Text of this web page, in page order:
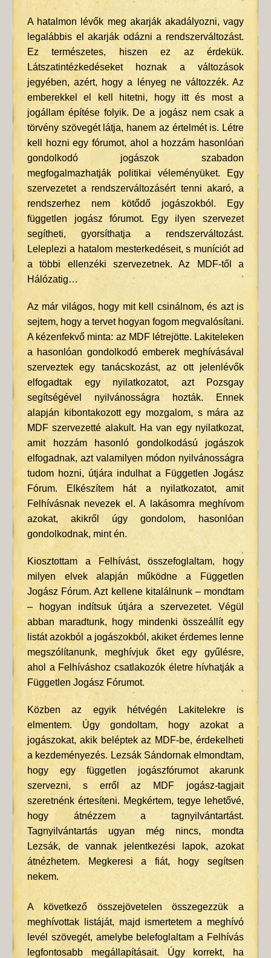
A hatalmon lévők meg akarják akadályozni, vagy
legalábbis el akarják odázni a rendszerváltozást.
Ez természetes, hiszen ez az érdekük.
Látszatintézkedéseket hoznak a változások
jegyében, azért, hogy a lényeg ne változzék. Az
emberekkel el kell hitetni, hogy itt és most a
jogállam építése folyik. De a jogász nem csak a
törvény szövegét látja, hanem az értelmét is. Létre
kell hozni egy fórumot, ahol a hozzám hasonlóan
gondolkodó jogászok szabadon
megfogalmazhatják politikai véleményüket. Egy
szervezetet a rendszerváltozásért tenni akaró, a
rendszerhez nem kötődő jogászokból. Egy
független jogász fórumot. Egy ilyen szervezet
segítheti, gyorsíthatja a rendszerváltozást.
Leleplezi a hatalom mesterkedéseit, s muníciót ad
a többi ellenzéki szervezetnek. Az MDF-től a
Hálózatig…
Az már világos, hogy mit kell csinálnom, és azt is
sejtem, hogy a tervet hogyan fogom megvalósítani.
A kézenfekvő minta: az MDF létrejötte. Lakiteleken
a hasonlóan gondolkodó emberek meghívásával
szerveztek egy tanácskozást, az ott jelenlévők
elfogadtak egy nyilatkozatot, azt Pozsgay
segítségével nyilvánosságra hozták. Ennek
alapján kibontakozott egy mozgalom, s mára az
MDF szervezetté alakult. Ha van egy nyilatkozat,
amit hozzám hasonló gondolkodású jogászok
elfogadnak, azt valamilyen módon nyilvánosságra
tudom hozni, útjára indulhat a Független Jogász
Fórum. Elkészítem hát a nyilatkozatot, amit
Felhívásnak nevezek el. A lakásomra meghívom
azokat, akikről úgy gondolom, hasonlóan
gondolkodnak, mint én.
Kiosztottam a Felhívást, összefoglaltam, hogy
milyen elvek alapján működne a Független
Jogász Fórum. Azt kellene kitalálnunk – mondtam
– hogyan indítsuk útjára a szervezetet. Végül
abban maradtunk, hogy mindenki összeállít egy
listát azokból a jogászokból, akiket érdemes lenne
megszólítanunk, meghívjuk őket egy gyűlésre,
ahol a Felhíváshoz csatlakozók életre hívhatják a
Független Jogász Fórumot.
Közben az egyik hétvégén Lakitelekre is
elmentem. Úgy gondoltam, hogy azokat a
jogászokat, akik beléptek az MDF-be, érdekelheti
a kezdeményezés. Lezsák Sándornak elmondtam,
hogy egy független jogászfórumot akarunk
szervezni, s erről az MDF jogász-tagjait
szeretnénk értesíteni. Megkértem, tegye lehetővé,
hogy átnézzem a tagnyilvántartást.
Tagnyilvántartás ugyan még nincs, mondta
Lezsák, de vannak jelentkezési lapok, azokat
átnézhetem. Megkeresi a fiát, hogy segítsen
nekem.
A következő összejövetelen összegezzük a
meghívottak listáját, majd ismertetem a meghívó
levél szövegét, amelybe belefoglaltam a Felhívás
legfontosabb megállapításait. Úgy korrekt, ha